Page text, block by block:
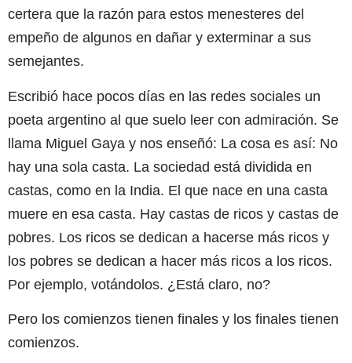
certera que la razón para estos menesteres del
empeño de algunos en dañar y exterminar a sus
semejantes.
Escribió hace pocos días en las redes sociales un
poeta argentino al que suelo leer con admiración. Se
llama Miguel Gaya y nos enseñó: La cosa es así: No
hay una sola casta. La sociedad está dividida en
castas, como en la India. El que nace en una casta
muere en esa casta. Hay castas de ricos y castas de
pobres. Los ricos se dedican a hacerse más ricos y
los pobres se dedican a hacer más ricos a los ricos.
Por ejemplo, votándolos. ¿Está claro, no?
Pero los comienzos tienen finales y los finales tienen
comienzos.